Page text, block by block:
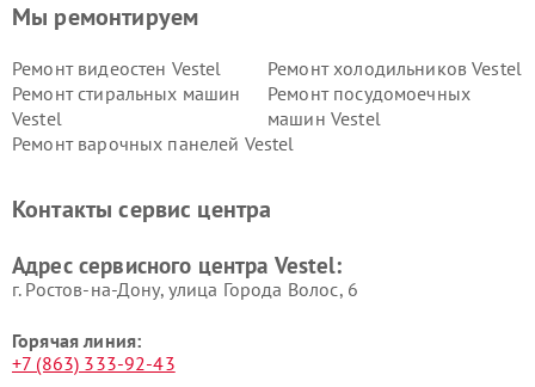
Мы ремонтируем
Ремонт видеостен Vestel
Ремонт холодильников Vestel
Ремонт стиральных машин
Vestel
Ремонт посудомоечных
машин Vestel
Ремонт варочных панелей Vestel
Контакты сервис центра
Адрес сервисного центра Vestel:
г. Ростов-на-Дону, улица Города Волос, 6
Горячая линия:
+7 (863) 333-92-43